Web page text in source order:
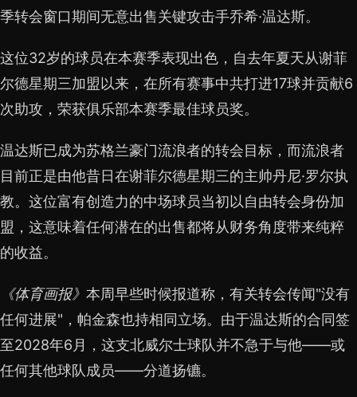
季转会窗口期间无意出售关键攻击手乔希·温达斯。
这位32岁的球员在本赛季表现出色，自去年夏天从谢菲
尔德星期三加盟以来，在所有赛事中共打进17球并贡献6
次助攻，荣获俱乐部本赛季最佳球员奖。
温达斯已成为苏格兰豪门流浪者的转会目标，而流浪者
目前正是由他昔日在谢菲尔德星期三的主帅丹尼·罗尔执
教。这位富有创造力的中场球员当初以自由转会身份加
盟，这意味着任何潜在的出售都将从财务角度带来纯粹
的收益。
《体育画报》 本周早些时候报道称，有关转会传闻"没有
任何进展"，帕金森也持相同立场。由于温达斯的合同签
至2028年6月，这支北威尔士球队并不急于与他——或
任何其他球队成员——分道扬镳。